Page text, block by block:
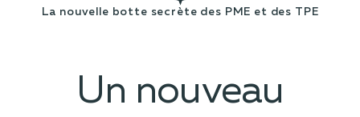
La nouvelle botte secrète des PME et des TPE
Un nouveau